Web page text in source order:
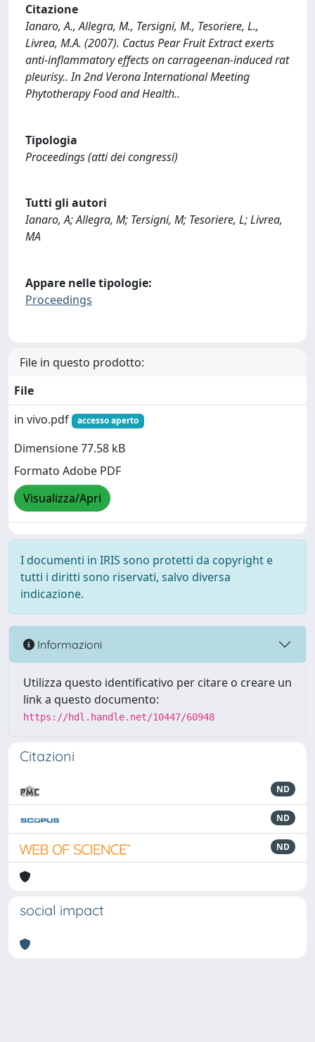
Citazione
Ianaro, A., Allegra, M., Tersigni, M., Tesoriere, L.,
Livrea, M.A. (2007). Cactus Pear Fruit Extract exerts
anti-inflammatory effects on carrageenan-induced rat
pleurisy.. In 2nd Verona International Meeting
Phytotherapy Food and Health..
Tipologia
Proceedings (atti dei congressi)
Tutti gli autori
Ianaro, A; Allegra, M; Tersigni, M; Tesoriere, L; Livrea,
MA
Appare nelle tipologie:
Proceedings
File in questo prodotto:
File
in vivo.pdf
accesso aperto
Dimensione 77.58 kB
Formato Adobe PDF
Visualizza/Apri
I documenti in IRIS sono protetti da copyright e
tutti i diritti sono riservati, salvo diversa
indicazione.
Informazioni
Utilizza questo identificativo per citare o creare un
link a questo documento:
https://hdl.handle.net/10447/60948
Citazioni
ND
ND
ND
social impact